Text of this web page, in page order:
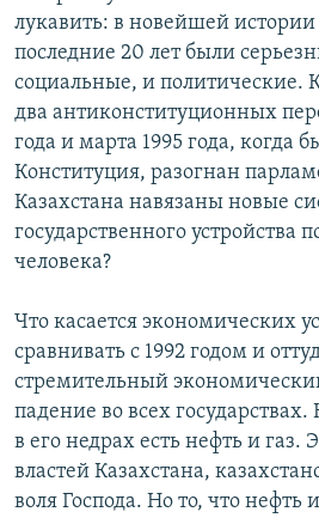
лукавить: в новейшей истории
последние 20 лет были
социальные, и политические.
два антиконституционных
года и марта 1995 года, когда
Конституция, разогнан
Казахстана навязаны новые
государственного устройства
человека?
Что касается экономических
сравнивать с 1992 годом и
стремительный
падение во всех государствах.
в его недрах есть нефть и газ.
властей Казахстана,
воля Господа. Но то, что нефть